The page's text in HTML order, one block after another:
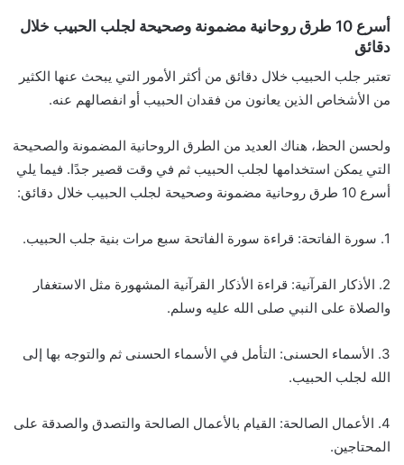
أسرع 10 طرق روحانية مضمونة وصحيحة لجلب الحبيب خلال
دقائق
تعتبر جلب الحبيب خلال دقائق من أكثر الأمور التي يبحث عنها الكثير
من الأشخاص الذين يعانون من فقدان الحبيب أو انفصالهم عنه.
ولحسن الحظ، هناك العديد من الطرق الروحانية المضمونة والصحيحة
التي يمكن استخدامها لجلب الحبيب ثم في وقت قصير جدًا. فيما يلي
أسرع 10 طرق روحانية مضمونة وصحيحة لجلب الحبيب خلال دقائق:
1. سورة الفاتحة: قراءة سورة الفاتحة سبع مرات بنية جلب الحبيب.
2. الأذكار القرآنية: قراءة الأذكار القرآنية المشهورة مثل الاستغفار
والصلاة على النبي صلى الله عليه وسلم.
3. الأسماء الحسنى: التأمل في الأسماء الحسنى ثم والتوجه بها إلى
الله لجلب الحبيب.
4. الأعمال الصالحة: القيام بالأعمال الصالحة والتصدق والصدقة على
المحتاجين.